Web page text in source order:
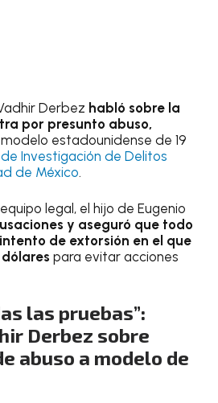
Derbez habló sobre la
por presunto abuso,
estadounidense de 19
de Investigación de Delitos
de México.
legal, el hijo de Eugenio
y aseguró que todo
de extorsión en el que
para evitar acciones
las pruebas”:
Derbez sobre
abuso a modelo de